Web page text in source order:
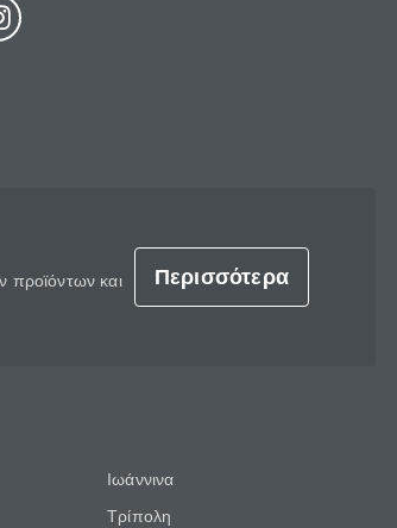
προϊόντων και
Περισσότερα
Ιωάννινα
Τρίπολη